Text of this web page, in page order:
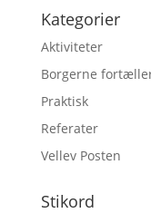
Kategorier
Aktiviteter
Borgerne
Praktisk
Referater
Vellev Posten
Stikord